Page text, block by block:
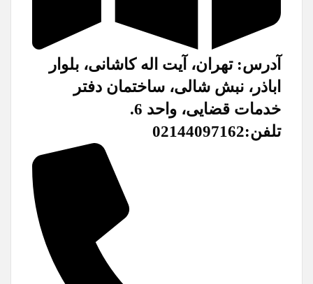
آدرس: تهران، آیت اله کاشانی، بلوار
اباذر، نبش شالی، ساختمان دفتر
خدمات قضایی، واحد 6.
تلفن:02144097162